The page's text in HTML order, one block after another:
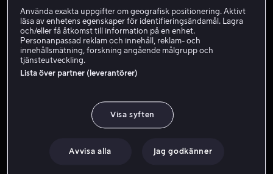
Hyr 49 kr
Köp 89 kr
får hon sitt mest personliga fall, när ett litet samhälle
nära hennes egen familjs hem hotas av ett
Använda exakta uppgifter om geografisk positionering. Aktivt
läsa av enhetens egenskaper för identifieringsändamål. Lagra
och/eller få åtkomst till information på en enhet.
Personanpassad reklam och innehåll, reklam- och
innehållsmätning, forskning angående målgrupp och
tjänsteutveckling.
Lista över partner (leverantörer)
Visa syften
Avvisa alla Jag godkänner